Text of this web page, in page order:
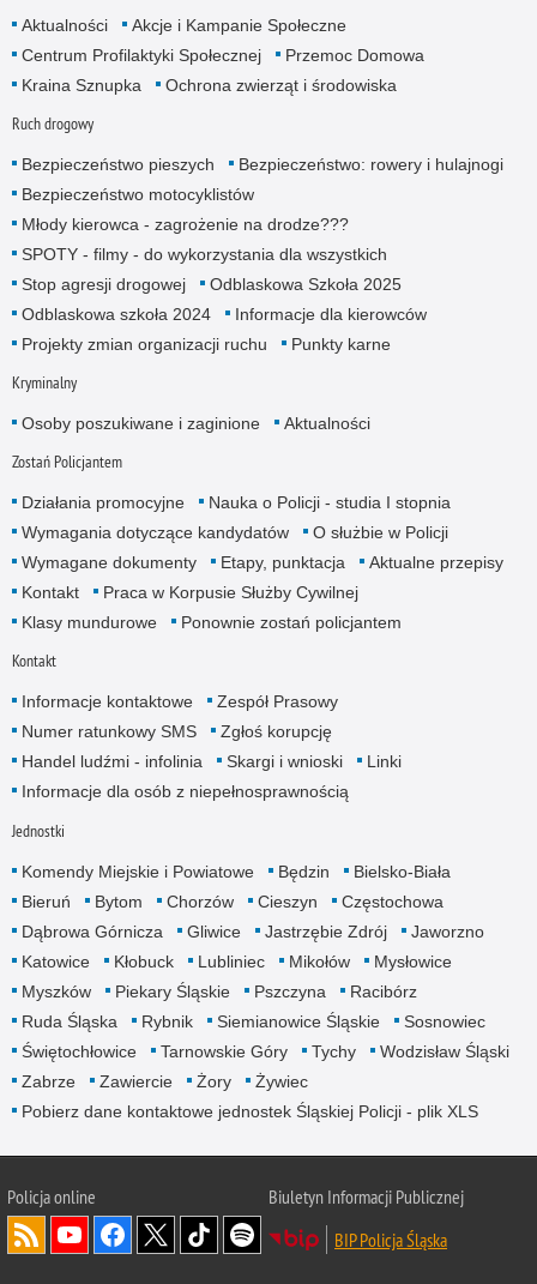
Aktualności
Akcje i Kampanie Społeczne
Centrum Profilaktyki Społecznej
Przemoc Domowa
Kraina Sznupka
Ochrona zwierząt i środowiska
Ruch drogowy
Bezpieczeństwo pieszych
Bezpieczeństwo: rowery i hulajnogi
Bezpieczeństwo motocyklistów
Młody kierowca - zagrożenie na drodze???
SPOTY - filmy - do wykorzystania dla wszystkich
Stop agresji drogowej
Odblaskowa Szkoła 2025
Odblaskowa szkoła 2024
Informacje dla kierowców
Projekty zmian organizacji ruchu
Punkty karne
Kryminalny
Osoby poszukiwane i zaginione Aktualności
Zostań Policjantem
Działania promocyjne
Nauka o Policji - studia I stopnia
Wymagania dotyczące kandydatów
O służbie w Policji
Wymagane dokumenty
Etapy, punktacja
Aktualne przepisy
Kontakt
Praca w Korpusie Służby Cywilnej
Klasy mundurowe
Ponownie zostań policjantem
Kontakt
Informacje kontaktowe
Zespół Prasowy
Numer ratunkowy SMS
Zgłoś korupcję
Handel ludźmi - infolinia
Skargi i wnioski
Linki
Informacje dla osób z niepełnosprawnością
Jednostki
Komendy Miejskie i Powiatowe Będzin
Bielsko-Biała
Bieruń
Bytom Chorzów Cieszyn
Częstochowa
Dąbrowa Górnicza
Gliwice Jastrzębie Zdrój
Jaworzno
Katowice
Kłobuck Lubliniec Mikołów
Mysłowice
Myszków
Piekary Śląskie Pszczyna
Racibórz
Ruda Śląska
Rybnik Siemianowice Śląskie
Sosnowiec
Świętochłowice
Tarnowskie Góry Tychy
Wodzisław Śląski
Zabrze
Zawiercie Żory
Żywiec
Pobierz dane kontaktowe jednostek Śląskiej Policji - plik XLS
Policja online
Biuletyn Informacji Publicznej
BIP Policja Śląska